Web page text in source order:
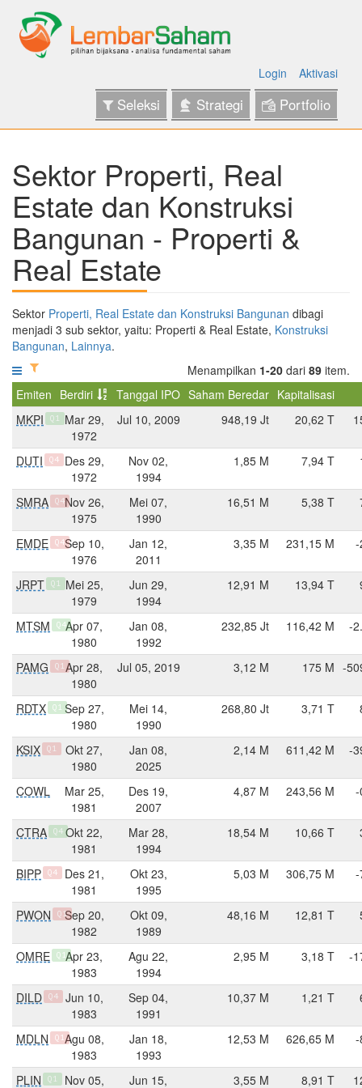
Login Aktivasi
Seleksi Strategi Portfolio
Sektor Properti, Real
Estate dan Konstruksi
Bangunan - Properti &
Real Estate
Sektor Properti, Real Estate dan Konstruksi Bangunan dibagi
menjadi 3 sub sektor, yaitu: Properti & Real Estate, Konstruksi
Bangunan, Lainnya.
Menampilkan 1-20 dari 89 item.
Emiten Berdiri Tanggal IPO Saham Beredar Kapitalisasi
MKPI
Q1
Mar 29,
1972
Jul 10, 2009 948,19 Jt 20,62 T
DUTI Q4
Des 29,
1972
Nov 02,
1994
1,85 M 7,94 T
SMRA Q4Nov 26,
1975
Mei 07,
1990
16,51 M 5,38 T
EMDE Q4Sep 10,
1976
Jan 12,
2011
3,35 M 231,15 M -
JRPT Q1
Mei 25,
1979
Jun 29,
1994
12,91 M 13,94 T
MTSM Q4Apr 07,
1980
Jan 08,
1992
232,85 Jt 116,42 M -
PAMG Q1 Apr 28,
1980
Jul 05, 2019 3,12 M 175 M -
RDTX Q1 Sep 27,
1980
Mei 14,
1990
268,80 Jt 3,71 T
KSIX Q1
Okt 27,
1980
Jan 08,
2025
2,14 M 611,42 M -
COWL
Mar 25,
1981
Des 19,
2007
4,87 M 243,56 M -
CTRA Q4 Okt 22,
1981
Mar 28,
1994
18,54 M 10,66 T
BIPP Q4
Des 21,
1981
Okt 23,
1995
5,03 M 306,75 M -
PWON Q1Sep 20,
1982
Okt 09,
1989
48,16 M 12,81 T
OMRE Q1Apr 23,
1983
Agu 22,
1994
2,95 M 3,18 T -
DILD Q4
Jun 10,
1983
Sep 04,
1991
10,37 M 1,21 T
MDLN Q1Agu 08,
1983
Jan 18,
1993
12,53 M 626,65 M -
PLIN Q1
Nov 05,
Jun 15,
3,55 M 8,91 T